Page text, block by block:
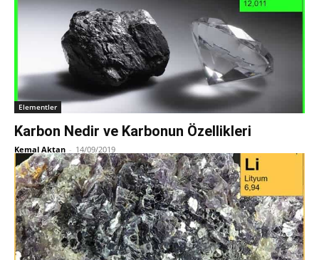
Elementler
Karbon Nedir ve Karbonun Özellikleri
Kemal Aktan - 14/09/2019